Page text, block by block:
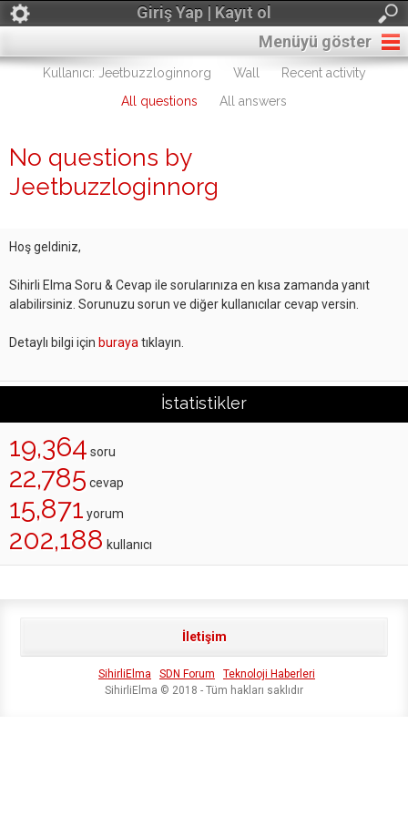
Giriş Yap | Kayıt ol
Menüyü göster
Kullanıcı: Jeetbuzzloginnorg Wall
Recent activity
All questions
All answers
No questions by
Jeetbuzzloginnorg
Hoş geldiniz,
Sihirli Elma Soru & Cevap ile sorularınıza en kısa zamanda yanıt
alabilirsiniz. Sorunuzu sorun ve diğer kullanıcılar cevap versin.
Detaylı bilgi için buraya tıklayın.
İstatistikler
19,364 soru
22,785 cevap
15,871 yorum
202,188 kullanıcı
İletişim
SihirliElma SDN Forum
Teknoloji Haberleri
SihirliElma © 2018 - Tüm hakları saklıdır